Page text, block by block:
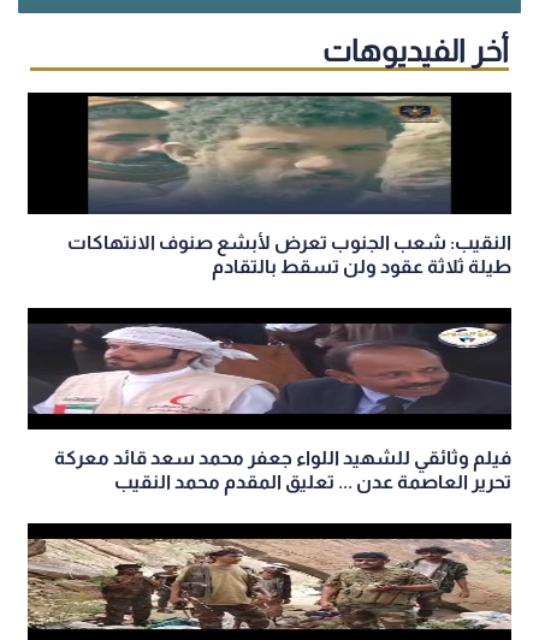
أخر الفيديوهات
النقيب: شعب الجنوب تعرض لأبشع صنوف الانتهاكات
طيلة ثلاثة عقود ولن تسقط بالتقادم
فيلم وثائقي للشهيد اللواء جعفر محمد سعد قائد معركة
تحرير العاصمة عدن ... تعليق المقدم محمد النقيب